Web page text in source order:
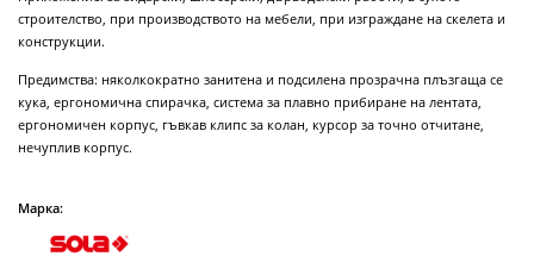
строителство, при производството на мебели, при изграждане на скелета и
конструкции.
Предимства: няколкократно занитена и подсилена прозрачна плъзгаща се
кука, ергономична спирачка, система за плавно прибиране на лентата,
ергономичен корпус, гъвкав клипс за колан, курсор за точно отчитане,
нечуплив корпус.
Марка: